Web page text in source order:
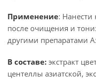
Применение: Нанести
после очищения и
другими препаратами
В составе: экстракт
центеллы азиатской,